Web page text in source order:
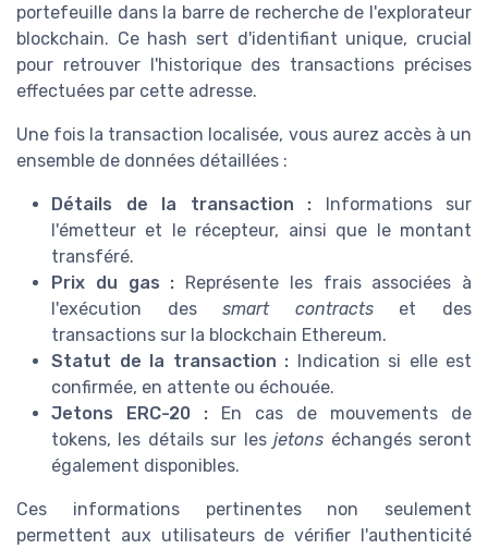
portefeuille dans la barre de recherche de l'explorateur
blockchain. Ce hash sert d'identifiant unique, crucial
pour retrouver l'historique des transactions précises
effectuées par cette adresse.
Une fois la transaction localisée, vous aurez accès à un
ensemble de données détaillées :
Détails de la transaction : Informations sur
l'émetteur et le récepteur, ainsi que le montant
transféré.
Prix du gas : Représente les frais associées à
l'exécution dessmart contractset des
transactions sur la blockchain Ethereum.
Statut de la transaction : Indication si elle est
confirmée, en attente ou échouée.
Jetons ERC-20 : En cas de mouvements de
tokens, les détails sur lesjetons échangés seront
également disponibles.
Ces informations pertinentes non seulement
permettent aux utilisateurs de vérifier l'authenticité